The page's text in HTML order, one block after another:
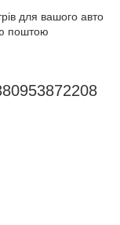
для вашого авто
поштою